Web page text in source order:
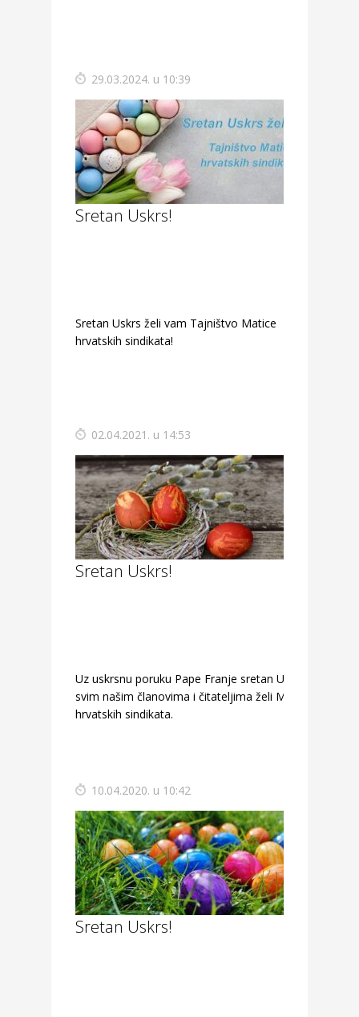
29.03.2024. u 10:39
Sretan Uskrs!
Sretan Uskrs želi vam Tajništvo Matice
hrvatskih sindikata!
02.04.2021. u 14:53
Sretan Uskrs!
Uz uskrsnu poruku Pape Franje sretan Uskrs
svim našim članovima i čitateljima želi Matica
hrvatskih sindikata.
10.04.2020. u 10:42
Sretan Uskrs!